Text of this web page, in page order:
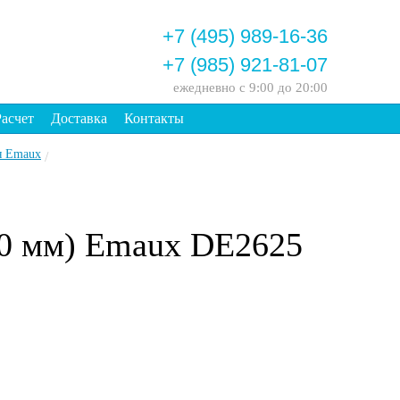
+7 (495) 989-16-36
+7 (985) 921-81-07
ежедневно с 9:00 до 20:00
Доставка Контакты
Emaux /
мм) Emaux DE2625